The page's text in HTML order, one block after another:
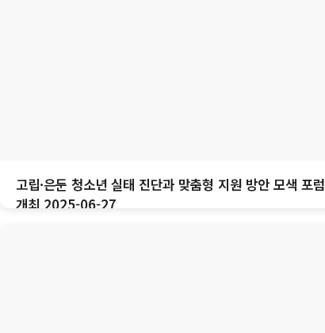
고립·은둔 청소년 실태 진단과 맞춤형 지원 방안 모색 포럼
개최 2025-06-27